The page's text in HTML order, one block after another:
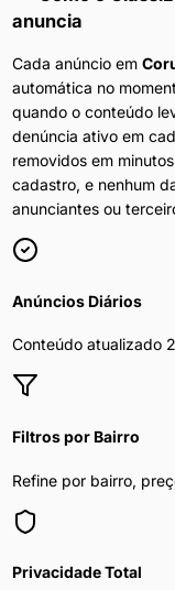
anuncia
Cada anúncio em
automática no
quando o conteúdo
denúncia ativo em
removidos em
cadastro, e nenhum
anunciantes ou
Anúncios Diários
Conteúdo atualizado
Filtros por Bairro
Refine por bairro,
Privacidade Total